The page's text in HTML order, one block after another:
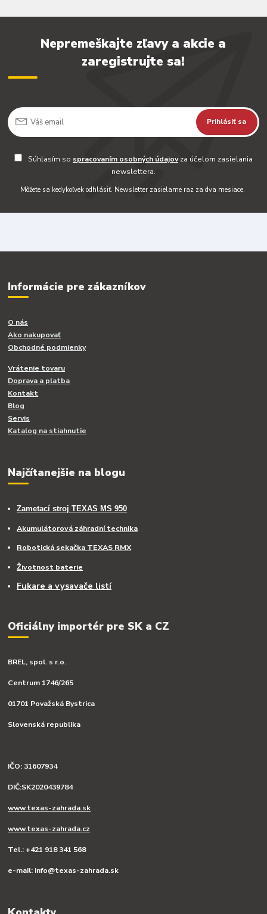
Nepremeškajte zľavy a akcie a
zaregistrujte sa!
Prihlásiť sa
Súhlasím so spracovaním osobných údajovza účelom zasielania
newslettera.
Môžete sa kedykoľvek odhlásiť. Newsletter zasielame raz za dva mesiace.
Informácie pre zákazníkov
O nás
Ako nakupovať
Obchodné podmienky
Vrátenie tovaru
Doprava a platba
Kontakt
Blog
Servis
Katalog na stiahnutie
Najčítanejšie na blogu
Zametací stroj TEXAS MS 950
Akumulátorová záhradní technika
Robotická sekačka TEXAS RMX
Životnost baterie
Fukare a vysavače listí
Oficiálny importér pre SK a CZ
BREL, spol. s r.o.
Centrum 1746/265
01701 Považská Bystrica
Slovenská republika
IČO: 31607934
DIČ:SK2020439784
www.texas-zahrada.sk
www.texas-zahrada.cz
Tel.: +421 918 341 568
e-mail: info@texas-zahrada.sk